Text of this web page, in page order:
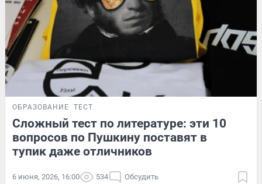
ОБРАЗОВАНИЕ ТЕСТ
Сложный тест по литературе: эти 10
вопросов по Пушкину поставят в
тупик даже отличников
6 июня, 2026, 16:00 534 Обсудить